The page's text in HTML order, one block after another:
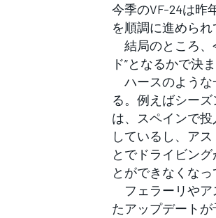
今季のVF-24は昨
を順調に進められ
結局のところ、
ド”となるかで決
ハースのような
る。例えばシー
は、スペインで
しているし、ア
とでドライビン
とができなくなっ
フェラーリやア
たアップデート